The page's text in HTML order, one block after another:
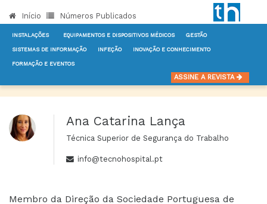
Início Números Publicados
INSTALAÇÕES EQUIPAMENTOS E DISPOSITIVOS MÉDICOS GESTÃO
SISTEMAS DE INFORMAÇÃO INFEÇÃO INOVAÇÃO E CONHECIMENTO
FORMAÇÃO E EVENTOS
ASSINE A REVISTA
Ana Catarina Lança
Técnica Superior de Segurança do Trabalho
info@tecnohospital.pt
Membro da Direção da Sociedade Portuguesa de